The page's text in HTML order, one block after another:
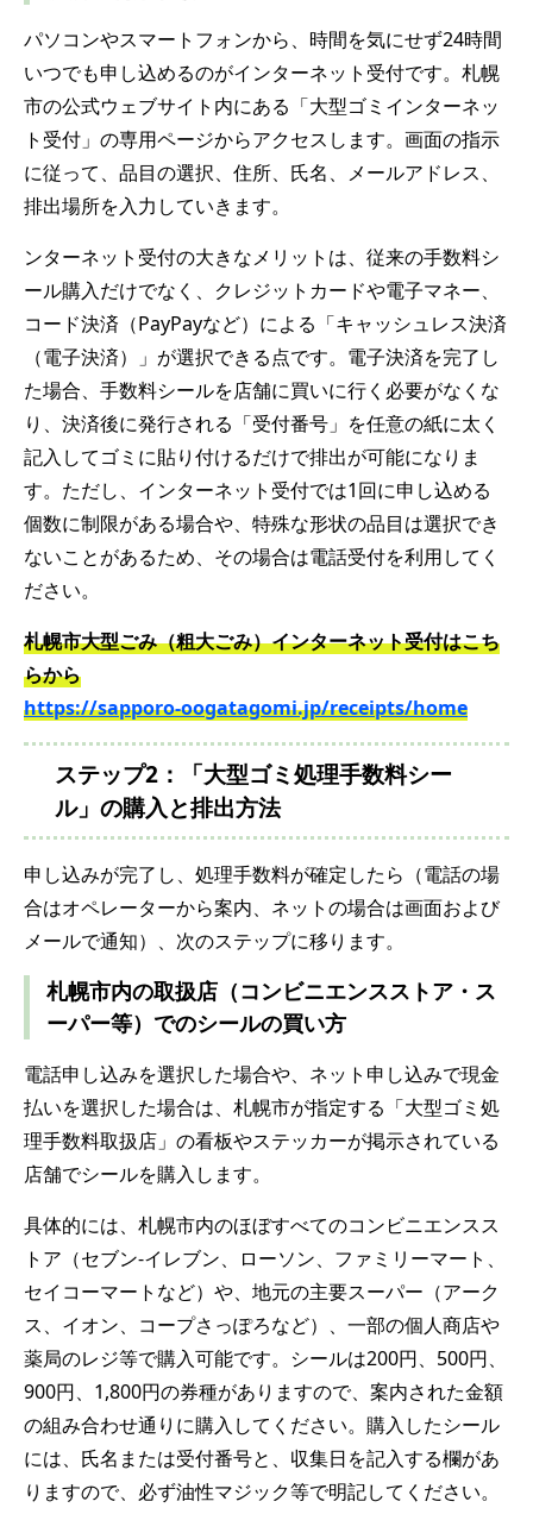
パソコンやスマートフォンから、時間を気にせず24時間
いつでも申し込めるのがインターネット受付です。札幌
市の公式ウェブサイト内にある「大型ゴミインターネッ
ト受付」の専用ページからアクセスします。画面の指示
に従って、品目の選択、住所、氏名、メールアドレス、
排出場所を入力していきます。
ンターネット受付の大きなメリットは、従来の手数料シ
ール購入だけでなく、クレジットカードや電子マネー、
コード決済（PayPayなど）による「キャッシュレス決済
（電子決済）」が選択できる点です。電子決済を完了し
た場合、手数料シールを店舗に買いに行く必要がなくな
り、決済後に発行される「受付番号」を任意の紙に太く
記入してゴミに貼り付けるだけで排出が可能になりま
す。ただし、インターネット受付では1回に申し込める
個数に制限がある場合や、特殊な形状の品目は選択でき
ないことがあるため、その場合は電話受付を利用してく
ださい。
札幌市大型ごみ（粗大ごみ）インターネット受付はこち
らから
https://sapporo-oogatagomi.jp/receipts/home
ステップ2：「大型ゴミ処理手数料シー
ル」の購入と排出方法
申し込みが完了し、処理手数料が確定したら（電話の場
合はオペレーターから案内、ネットの場合は画面および
メールで通知）、次のステップに移ります。
札幌市内の取扱店（コンビニエンスストア・ス
ーパー等）でのシールの買い方
電話申し込みを選択した場合や、ネット申し込みで現金
払いを選択した場合は、札幌市が指定する「大型ゴミ処
理手数料取扱店」の看板やステッカーが掲示されている
店舗でシールを購入します。
具体的には、札幌市内のほぼすべてのコンビニエンスス
トア（セブン-イレブン、ローソン、ファミリーマート、
セイコーマートなど）や、地元の主要スーパー（アーク
ス、イオン、コープさっぽろなど）、一部の個人商店や
薬局のレジ等で購入可能です。シールは200円、500円、
900円、1,800円の券種がありますので、案内された金額
の組み合わせ通りに購入してください。購入したシール
には、氏名または受付番号と、収集日を記入する欄があ
りますので、必ず油性マジック等で明記してください。